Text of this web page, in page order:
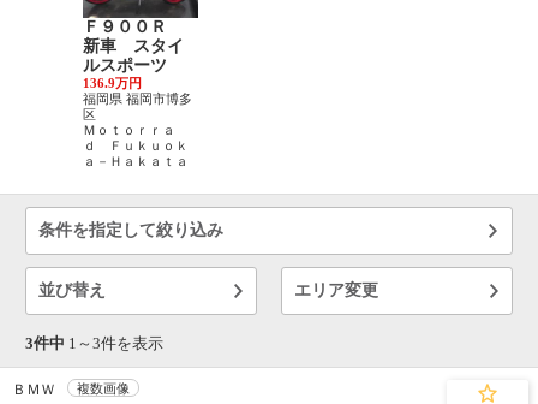
Ｆ９００Ｒ
新車 スタイ
ルスポーツ
136.9万円
福岡県 福岡市博多
区
Ｍｏｔｏｒｒａ
ｄ Ｆｕｋｕｏｋ
ａ－Ｈａｋａｔａ
条件を指定して絞り込み
並び替え エリア変更
3件中 1～ 3件を表示
ＢＭＷ 複数画像